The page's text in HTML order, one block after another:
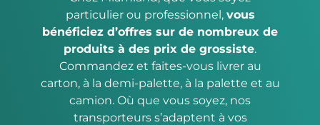
particulier ou professionnel, vous
bénéficiez d’offres sur de nombreux de
produits à des prix de grossiste.
Commandez et faites-vous livrer au
carton, à la demi-palette, à la palette et au
camion. Où que vous soyez, nos
transporteurs s’adaptent à vos